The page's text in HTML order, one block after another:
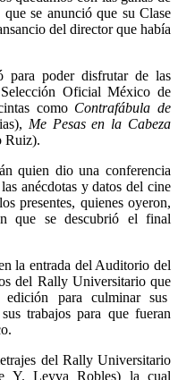
se anunció que su Clase
del director que había
para poder disfrutar de las
Oficial México de
como Contrafábula de
Me Pesas en la Cabeza
Ruiz).
quien dio una conferencia
anécdotas y datos del cine
presentes, quienes oyeron,
que se descubrió el final
la entrada del Auditorio del
del Rally Universitario que
edición para culminar sus
trabajos para que fueran
del Rally Universitario
Y. Leyva Robles) la cual